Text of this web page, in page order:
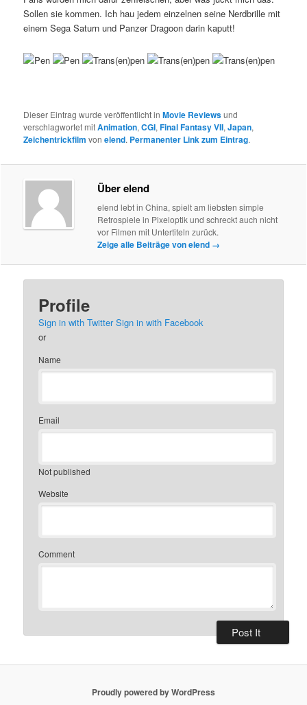
Sollen sie kommen. Ich hau jedem einzelnen seine Nerdbrille mit
einem Sega Saturn und Panzer Dragoon darin kaputt!
Dieser Eintrag wurde veröffentlicht inMovie Reviewsund
verschlagwortet mitAnimation,CGI,Final Fantasy VII,Japan,
Zeichentrickfilm vonelend. Permanenter Link zum Eintrag.
Über elend
elend lebt in China, spielt am liebsten simple
Retrospiele in Pixeloptik und schreckt auch nicht
vor Filmen mit Untertiteln zurück.
Zeige alle Beiträge von elend →
Profile
Sign in with Twitter Sign in with Facebook
or
Name
Email
Not published
Website
Comment
Proudly powered by WordPress